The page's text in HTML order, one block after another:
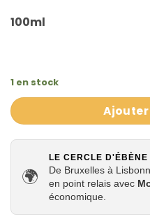
100ml
1 en stock
Ajouter
🌍
LE CERCLE D'ÉBÈNE
De Bruxelles à
en point relais avec
économique.